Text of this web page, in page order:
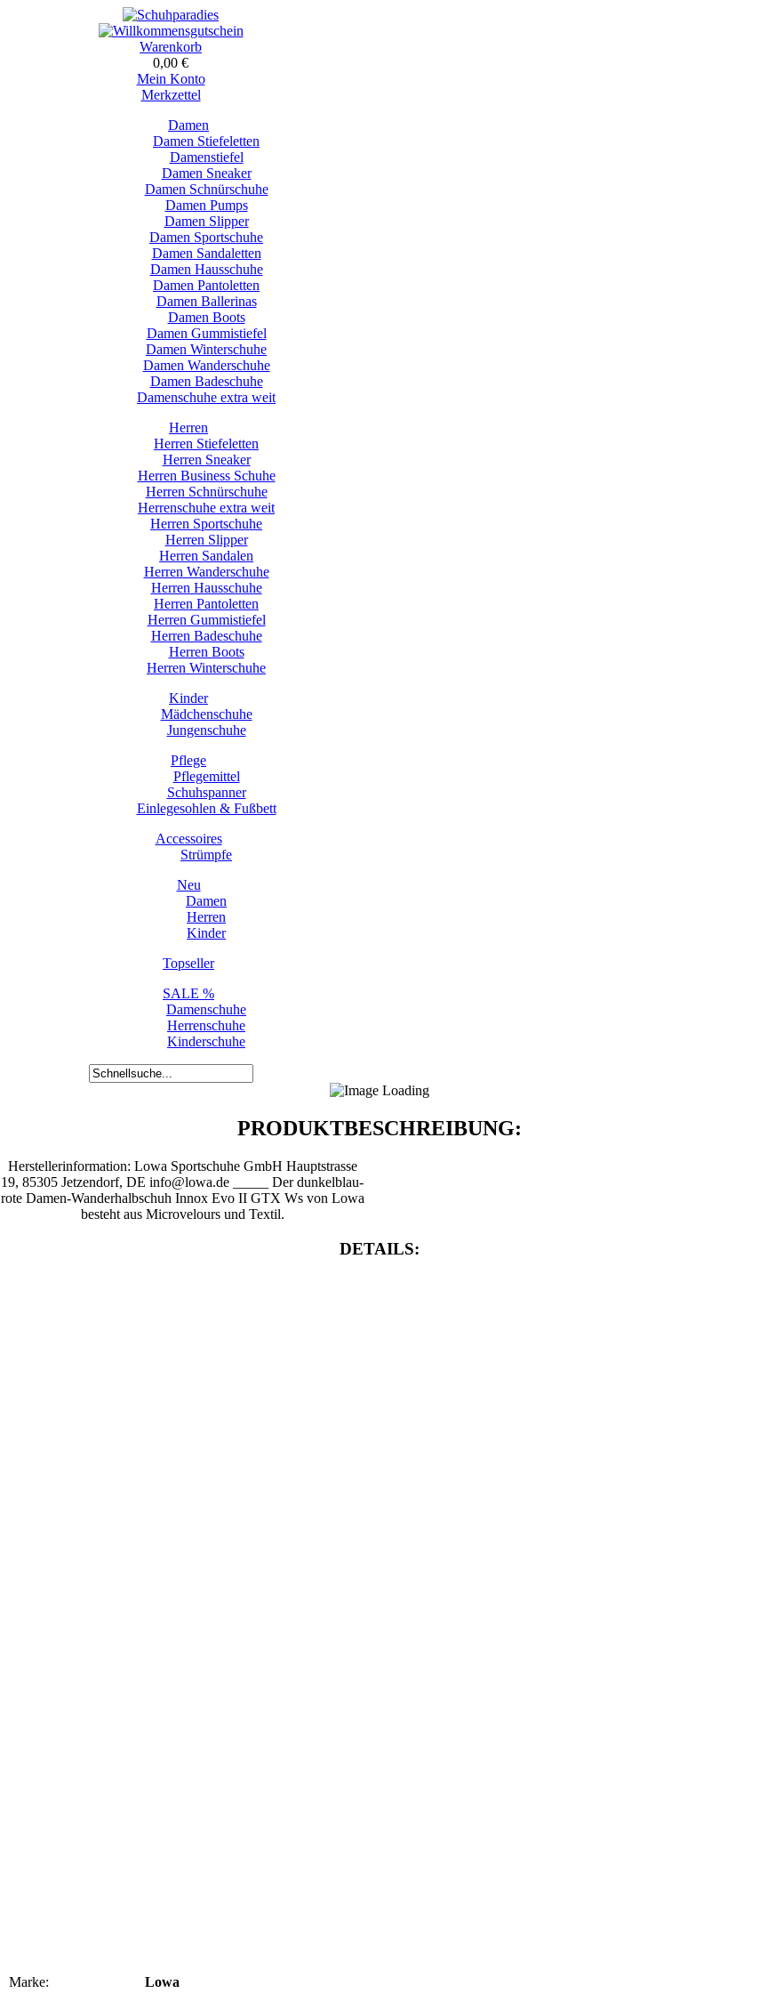
Warenkorb
0,00 €
Mein Konto
Merkzettel
Damen
Damen Stiefeletten
Damenstiefel
Damen Sneaker
Damen Schnürschuhe
Damen Pumps
Damen Slipper
Damen Sportschuhe
Damen Sandaletten
Damen Hausschuhe
Damen Pantoletten
Damen Ballerinas
Damen Boots
Damen Gummistiefel
Damen Winterschuhe
Damen Wanderschuhe
Damen Badeschuhe
Damenschuhe extra weit
Herren
Herren Stiefeletten
Herren Sneaker
Herren Business Schuhe
Herren Schnürschuhe
Herrenschuhe extra weit
Herren Sportschuhe
Herren Slipper
Herren Sandalen
Herren Wanderschuhe
Herren Hausschuhe
Herren Pantoletten
Herren Gummistiefel
Herren Badeschuhe
Herren Boots
Herren Winterschuhe
Kinder
Mädchenschuhe
Jungenschuhe
Pflege
Pflegemittel
Schuhspanner
Einlegesohlen & Fußbett
Accessoires
Strümpfe
Neu
Damen
Herren
Kinder
Topseller
SALE %
Damenschuhe
Herrenschuhe
Kinderschuhe
PRODUKTBESCHREIBUNG:
Herstellerinformation: Lowa Sportschuhe GmbH Hauptstrasse
19, 85305 Jetzendorf, DE info@lowa.de _____ Der dunkelblau-
rote Damen-Wanderhalbschuh Innox Evo II GTX Ws von Lowa
besteht aus Microvelours und Textil.
DETAILS:
Marke:
Lowa